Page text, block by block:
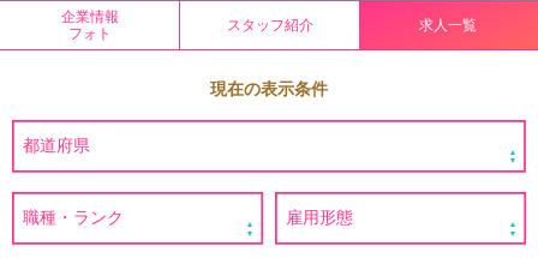
企業情報
フォト
スタッフ紹介 求人一覧
現在の表示条件